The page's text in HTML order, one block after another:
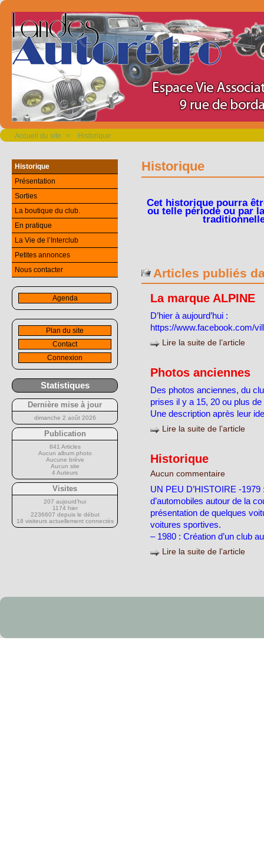
Accueil du site > Historique
Historique
Cet historique pourra
ou telle période ou par
Articles publiés
La marque ALPINE
D’hier à aujourd’hui :
https://www.facebook.com/
Lire la suite de l’article
Photos anciennes
Des photos anciennes, du
prises il y a 15, 20 ou plus
Une description après leur
Lire la suite de l’article
Historique
Aucun commentaire
UN PEU D’HISTOIRE -
d’automobiles autour de la
présentation de quelques
voitures sportives.
– 1980 : Création d’un club
Lire la suite de l’article
Historique
Présentation
Sorties
La boutique du club.
En pratique
La Vie de l’Interclub
Petites annonces
Nous contacter
Agenda
Plan du site
Contact
Connexion
Statistiques
Dernière mise à jour
dimanche 2 août 2026
Publication
841 Articles
Aucun album photo
Aucune brève
Aucun site
4 Auteurs
Visites
207 aujourd’hui
1174 hier
2236607 depuis le début
18 visiteurs actuellement connectés